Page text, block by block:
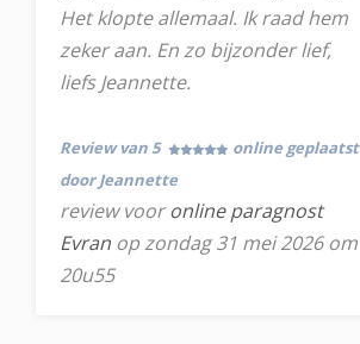
Het klopte allemaal. Ik raad hem
zeker aan. En zo bijzonder lief,
liefs Jeannette.
Review van 5
online geplaatst
door Jeannette
review vooronline paragnost
Evran op zondag 31 mei 2026 om
20u55